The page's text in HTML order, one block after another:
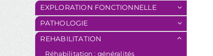
EXPLORATION FONCTIONNELLE
PATHOLOGIE
REHABILITATION
Réhabilitation : généralités